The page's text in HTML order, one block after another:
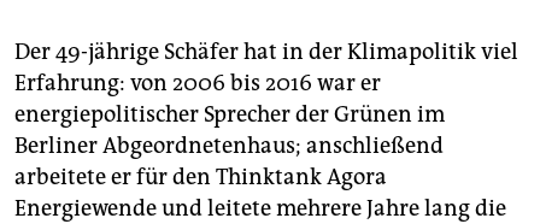
Der 49-jährige Schäfer hat in der Klimapolitik viel
Erfahrung: von 2006 bis 2016 war er
energiepolitischer Sprecher der Grünen im
Berliner Abgeordnetenhaus; anschließend
arbeitete er für den Thinktank Agora
Energiewende und leitete mehrere Jahre lang die